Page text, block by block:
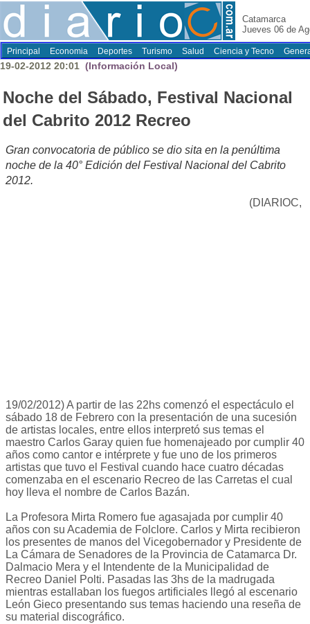
Catamarca
Jueves 06 de
Principal Economia Deportes Turismo Salud Ciencia y Tecno
19-02-2012 20:01 (Información Local)
Noche del Sábado, Festival Nacional
del Cabrito 2012 Recreo
Gran convocatoria de público se dio sita en la penúltima
noche de la 40° Edición del Festival Nacional del Cabrito
2012.
(DIARIOC,
19/02/2012) A partir de las 22hs comenzó el espectáculo el
sábado 18 de Febrero con la presentación de una sucesión
de artistas locales, entre ellos interpretó sus temas el
maestro Carlos Garay quien fue homenajeado por cumplir 40
años como cantor e intérprete y fue uno de los primeros
artistas que tuvo el Festival cuando hace cuatro décadas
comenzaba en el escenario Recreo de las Carretas el cual
hoy lleva el nombre de Carlos Bazán.
La Profesora Mirta Romero fue agasajada por cumplir 40
años con su Academia de Folclore. Carlos y Mirta recibieron
los presentes de manos del Vicegobernador y Presidente de
La Cámara de Senadores de la Provincia de Catamarca Dr.
Dalmacio Mera y el Intendente de la Municipalidad de
Recreo Daniel Polti. Pasadas las 3hs de la madrugada
mientras estallaban los fuegos artificiales llegó al escenario
León Gieco presentando sus temas haciendo una reseña de
su material discográfico.